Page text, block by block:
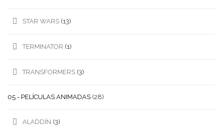
STAR WARS (13)
TERMINATOR (1)
TRANSFORMERS (3)
05.- PELÍCULAS ANIMADAS (28)
ALADDÍN (3)